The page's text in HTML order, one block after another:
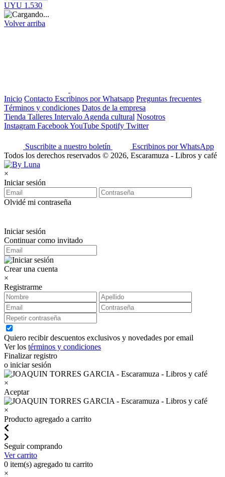
UYU 1.530
Volver arriba
Inicio Contacto Escribinos por Whatsapp Preguntas frecuentes
Términos y condiciones Datos de la empresa
Tienda Talleres Intervalo Agenda cultural Nosotros
Instagram FacebookYouTube Spotify Twitter
Suscribite a nuestro boletín
Escribinos por WhatsApp
Todos los derechos reservados © 2026, Escaramuza - Libros y café
×
Iniciar sesión
Olvidé mi contraseña
Iniciar sesión
Continuar como invitado
Crear una cuenta
×
Registrarme
Quiero recibir descuentos exclusivos y novedades por email
Ver los términos y condiciones
Finalizar registro
o iniciar sesión
×
Aceptar
×
Producto agregado a carrito
Seguir comprando
Ver carrito
0 item(s) agregado tu carrito
×